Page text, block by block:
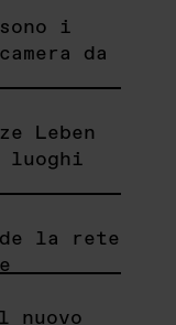
sono i
da
Leben
luoghi
la rete
nuovo